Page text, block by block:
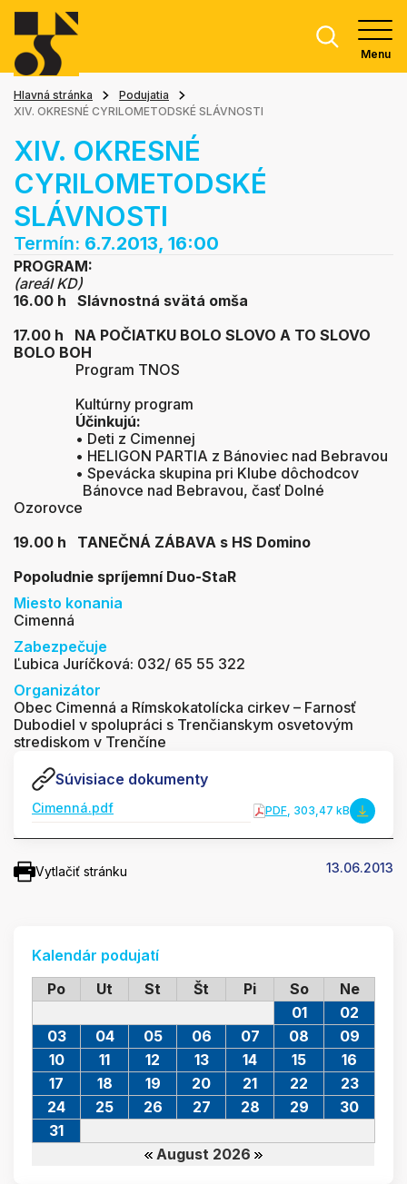
Menu
Hlavná stránka
Podujatia
XIV. OKRESNÉ CYRILOMETODSKÉ SLÁVNOSTI
XIV. OKRESNÉ
CYRILOMETODSKÉ
SLÁVNOSTI
Termín: 6.7.2013, 16:00
PROGRAM:
(areál KD)
16.00 h Slávnostná svätá omša
17.00 h NA POČIATKU BOLO SLOVO A TO SLOVO
BOLO BOH
Program TNOS
Kultúrny program
Účinkujú:
• Deti z Cimennej
• HELIGON PARTIA z Bánoviec nad Bebravou
• Spevácka skupina pri Klube dôchodcov
Bánovce nad Bebravou, časť Dolné
Ozorovce
19.00 h TANEČNÁ ZÁBAVA s HS Domino
Popoludnie spríjemní Duo-StaR
Miesto konania
Cimenná
Zabezpečuje
Ľubica Juríčková: 032/ 65 55 322
Organizátor
Obec Cimenná a Rímskokatolícka cirkev – Farnosť
Dubodiel v spolupráci s Trenčianskym osvetovým
strediskom v Trenčíne
Súvisiace dokumenty
Cimenná.pdf PDF, 303,47 kB
Vytlačiť stránku 13.06.2013
Kalendár podujatí
Po
Ut St Št Pi So Ne
August 2026
01
02
03
04 05 06 07 08
09
10
11 12 13 14 15
16
17
18 19 20 21 22
23
24
25 26 27 28 29
30
31